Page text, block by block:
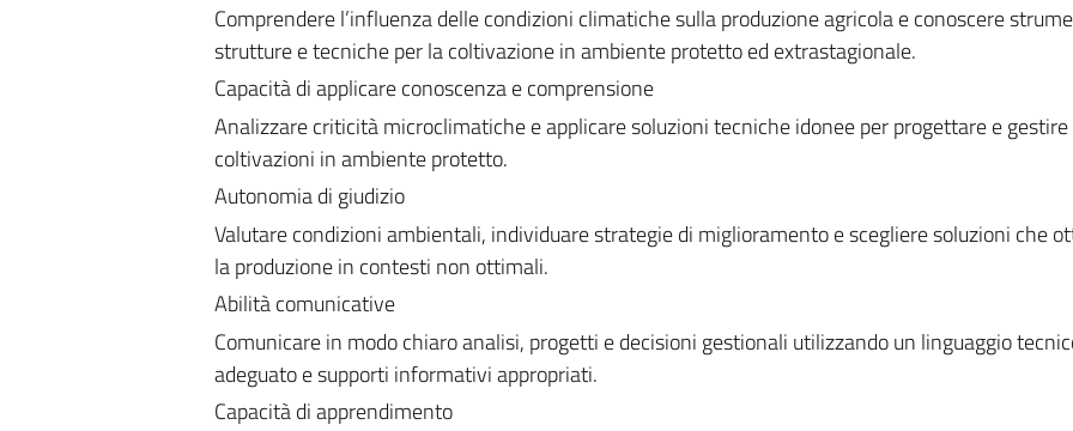
Comprendere l’influenza delle condizioni climatiche sulla produzione agricola e conoscere
strutture e tecniche per la coltivazione in ambiente protetto ed extrastagionale.
Capacità di applicare conoscenza e comprensione
Analizzare criticità microclimatiche e applicare soluzioni tecniche idonee per progettare e gestire
coltivazioni in ambiente protetto.
Autonomia di giudizio
Valutare condizioni ambientali, individuare strategie di miglioramento e scegliere soluzioni che
la produzione in contesti non ottimali.
Abilità comunicative
Comunicare in modo chiaro analisi, progetti e decisioni gestionali utilizzando un linguaggio
adeguato e supporti informativi appropriati.
Capacità di apprendimento